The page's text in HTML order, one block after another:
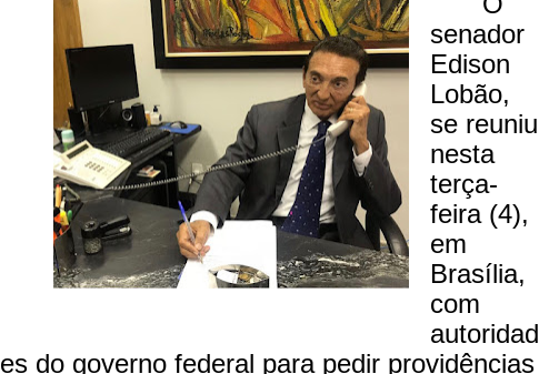
senador
Edison
Lobão,
se reuniu
nesta
terça-
feira (4),
em
Brasília,
com
autoridad
es do governo federal para pedir providências